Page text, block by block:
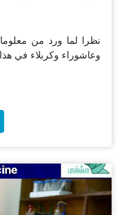
نظرا لما ورد من
وعاشوراء وكربلاء في